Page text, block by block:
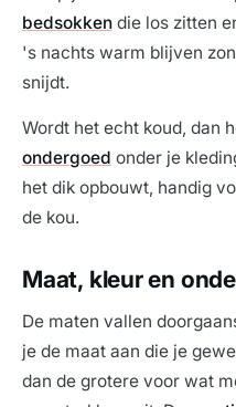
bedsokken die los zitten
's nachts warm blijven
snijdt.
Wordt het echt koud, dan
ondergoed onder je
het dik opbouwt, handig
de kou.
Maat, kleur en
De maten vallen
je de maat aan die je
dan de grotere voor wat